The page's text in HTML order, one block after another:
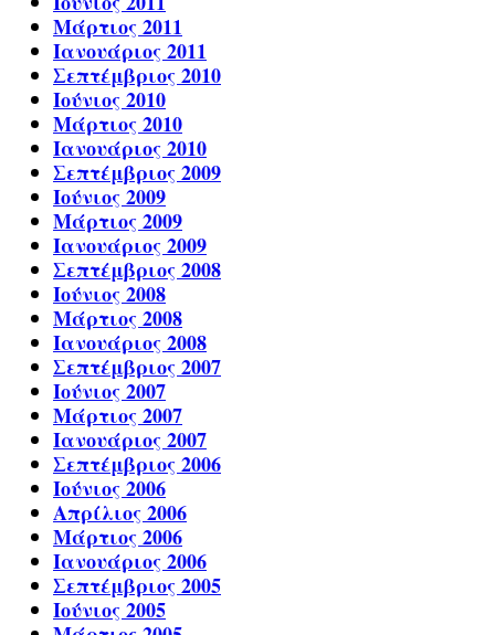
Μάρτιος 2011
Ιανουάριος 2011
Σεπτέμβριος 2010
Ιούνιος 2010
Μάρτιος 2010
Ιανουάριος 2010
Σεπτέμβριος 2009
Ιούνιος 2009
Μάρτιος 2009
Ιανουάριος 2009
Σεπτέμβριος 2008
Ιούνιος 2008
Μάρτιος 2008
Ιανουάριος 2008
Σεπτέμβριος 2007
Ιούνιος 2007
Μάρτιος 2007
Ιανουάριος 2007
Σεπτέμβριος 2006
Ιούνιος 2006
Απρίλιος 2006
Μάρτιος 2006
Ιανουάριος 2006
Σεπτέμβριος 2005
Ιούνιος 2005